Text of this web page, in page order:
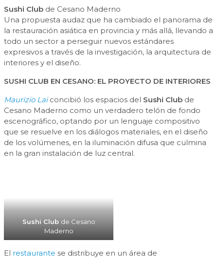
Sushi Club de Cesano Maderno
Una propuesta audaz que ha cambiado el panorama de
la restauración asiática en provincia y más allá, llevando a
todo un sector a perseguir nuevos estándares
expresivos a través de la investigación, la arquitectura de
interiores y el diseño.
SUSHI CLUB EN CESANO: EL PROYECTO DE INTERIORES
Maurizio Lai concibió los espacios del Sushi Club de
Cesano Maderno como un verdadero telón de fondo
escenográfico, optando por un lenguaje compositivo
que se resuelve en los diálogos materiales, en el diseño
de los volúmenes, en la iluminación difusa que culmina
en la gran instalación de luz central.
Sushi Club de Cesano
Maderno
El restaurante se distribuye en un área de